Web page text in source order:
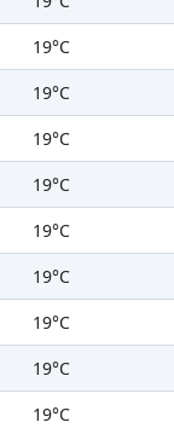
19°C
19°C
19°C
19°C
19°C
19°C
19°C
19°C
19°C